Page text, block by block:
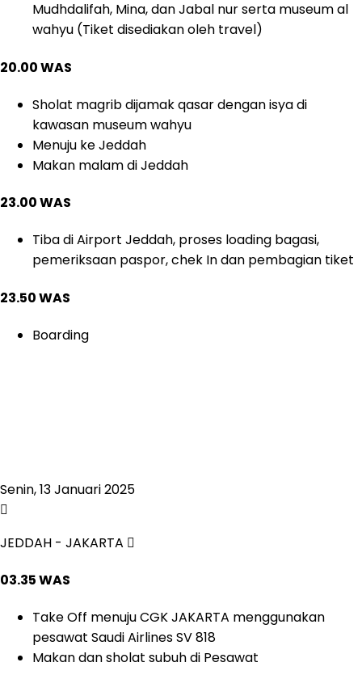
Mudhdalifah, Mina, dan Jabal nur serta museum al
wahyu (Tiket disediakan oleh travel)
20.00 WAS
Sholat magrib dijamak qasar dengan isya di
kawasan museum wahyu
Menuju ke Jeddah
Makan malam di Jeddah
23.00 WAS
Tiba di Airport Jeddah, proses loading bagasi,
pemeriksaan paspor, chek In dan pembagian tiket
23.50 WAS
Boarding
Senin, 13 Januari 2025
JEDDAH - JAKARTA
03.35 WAS
Take Off menuju CGK JAKARTA menggunakan
pesawat Saudi Airlines SV 818
Makan dan sholat subuh di Pesawat